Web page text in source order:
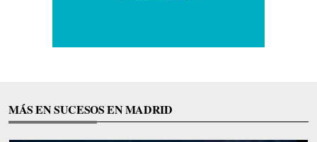
MÁS EN SUCESOS EN MADRID